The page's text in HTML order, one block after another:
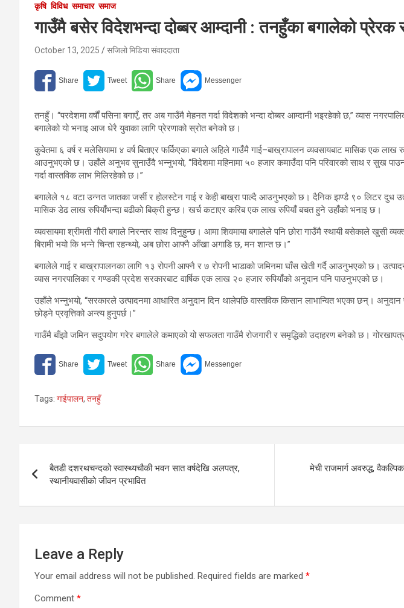
कृषि विविध समाचार समाज
गाउँमै बसेर विदेशभन्दा दोब्बर आम्दानी : तनहुँका बगालेको
October 13, 2025 सजिलो मिडिया संवाददाता
तनहुँ। “परदेशमा वर्षौं पसिना बगाएँ, तर अब गाउँमै मेहनत गर्दा विदेशको भन्दा दोब्बर आम्दानी भइरहेको छ,” व्यास
बगालेको यो भनाइ आज धेरै युवाका लागि प्रेरणाको स्रोत बनेको छ।
कुवेतमा ६ वर्ष र मलेसियामा ४ वर्ष बिताएर फर्किएका बगाले अहिले गाउँमै गाई–बाख्रापालन व्यवसायबाट मासिक एक लाख
आउनुभएको छ। उहाँले अनुभव सुनाउँदै भन्नुभयो, “विदेशमा महिनामा ५० हजार कमाउँदा पनि परिवारको साथ र सुख
गर्दा वास्तविक लाभ मिलिरहेको छ।”
बगालेले १८ वटा उन्नत जातका जर्सी र होलस्टेन गाई र केही बाख्रा पाल्दै आउनुभएको छ। दैनिक झण्डै ९० लिटर दुध
मासिक डेढ लाख रुपियाँभन्दा बढीको बिक्री हुन्छ। खर्च कटाएर करिब एक लाख रुपियाँ बचत हुने उहाँको भनाइ छ।
व्यवसायमा श्रीमती गौरी बगाले निरन्तर साथ दिनुहुन्छ। आमा शिवमाया बगालेले पनि छोरा गाउँमै स्थायी बसेकाले खुसी
बिरामी भयो कि भन्ने चिन्ता रहन्थ्यो, अब छोरा आफ्नै आँखा अगाडि छ, मन शान्त छ।”
बगालेले गाई र बाख्रापालनका लागि १३ रोपनी आफ्नै र ७ रोपनी भाडाको जमिनमा घाँस खेती गर्दै आउनुभएको छ।
व्यास नगरपालिका र गण्डकी प्रदेश सरकारबाट वार्षिक एक लाख २० हजार रुपियाँको अनुदान पनि पाउनुभएको छ।
उहाँले भन्नुभयो, “सरकारले उत्पादनमा आधारित अनुदान दिन थालेपछि वास्तविक किसान लाभान्वित भएका छन्। अनुदान
छोड्ने प्रवृत्तिको अन्त्य हुनुपर्छ।”
गाउँमै बाँझो जमिन सदुपयोग गरेर बगालेले कमाएको यो सफलता गाउँमै रोजगारी र समृद्धिको उदाहरण बनेको छ।
Tags: गाईपालन, तनहुँ
navigation
बैतडी दशरथचन्दको स्वास्थ्यचौकी भवन सात वर्षदेखि अलपत्र,
स्थानीयवासीको जीवन प्रभावित
मेची राजमार्ग अवरुद्ध,
Leave a Reply
Your email address will not be published. Required fields are marked *
Comment *